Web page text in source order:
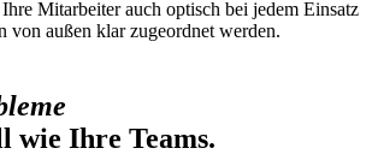
Mitarbeiter auch optisch bei jedem Einsatz
von außen klar zugeordnet werden.
wie Ihre Teams.